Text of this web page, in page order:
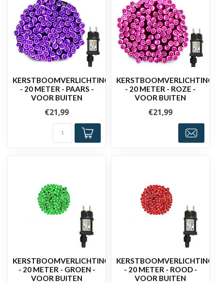
KERSTBOOMVERLICHTING
- 20 METER - PAARS -
VOOR BUITEN
€21,99
KERSTBOOMVERLICHTING
- 20 METER - ROZE -
VOOR BUITEN
€21,99
KERSTBOOMVERLICHTING
- 20 METER - GROEN -
VOOR BUITEN
KERSTBOOMVERLICHTING
- 20 METER - ROOD -
VOOR BUITEN